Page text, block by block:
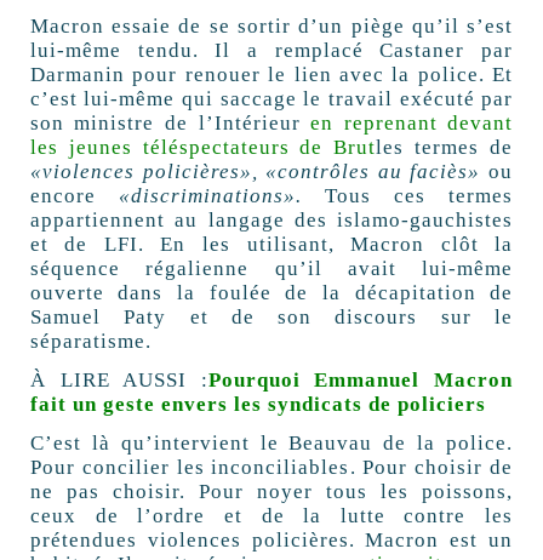
Macron essaie de se sortir d’un piège qu’il s’est
lui-même tendu. Il a remplacé Castaner par
Darmanin pour renouer le lien avec la police. Et
c’est lui-même qui saccage le travail exécuté par
son ministre de l’Intérieuren reprenant devant
les jeunes téléspectateurs de Brutles termes de
«violences policières», «contrôles au faciès» ou
encore «discriminations».
Tous ces termes
appartiennent au langage des islamo-gauchistes
et de LFI. En les utilisant, Macron clôt la
séquence régalienne qu’il avait lui-même
ouverte dans la foulée de la décapitation de
Samuel Paty et de son discours sur le
séparatisme.
À LIRE AUSSI :Pourquoi Emmanuel Macron
fait un geste envers les syndicats de policiers
C’est là qu’intervient le Beauvau de la police.
Pour concilier les inconciliables. Pour choisir de
ne pas choisir. Pour noyer tous les poissons,
ceux de l’ordre et de la lutte contre les
prétendues violences policières. Macron est un